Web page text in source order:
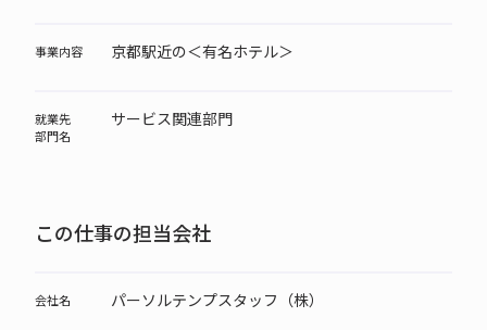
事業内容 京都駅近の＜有名ホテル＞
就業先
部門名
サービス関連部門
この仕事の担当会社
会社名 パーソルテンプスタッフ（株）